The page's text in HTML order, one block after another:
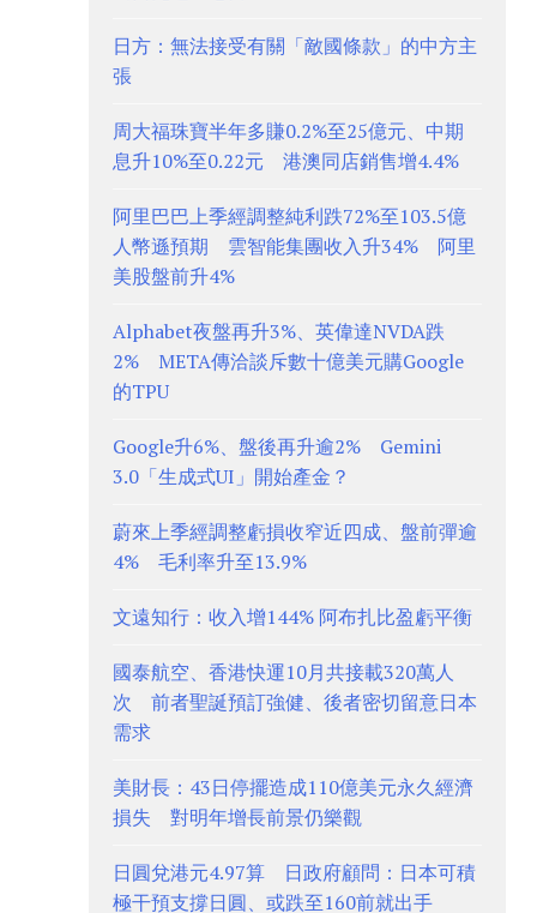
日方：無法接受有關「敵國條款」的中方主
張
周大福珠寶半年多賺0.2%至25億元、中期
息升10%至0.22元 港澳同店銷售增4.4%
阿里巴巴上季經調整純利跌72%至103.5億
人幣遜預期 雲智能集團收入升34% 阿里
美股盤前升4%
Alphabet夜盤再升3%、英偉達NVDA跌
2% META傳洽談斥數十億美元購Google
的TPU
Google升6%、盤後再升逾2% Gemini
3.0「生成式UI」開始產金？
蔚來上季經調整虧損收窄近四成、盤前彈逾
4% 毛利率升至13.9%
文遠知行：收入增144% 阿布扎比盈虧平衡
國泰航空、香港快運10月共接載320萬人
次 前者聖誕預訂強健、後者密切留意日本
需求
美財長：43日停擺造成110億美元永久經濟
損失 對明年增長前景仍樂觀
日圓兌港元4.97算 日政府顧問：日本可積
極干預支撐日圓、或跌至160前就出手